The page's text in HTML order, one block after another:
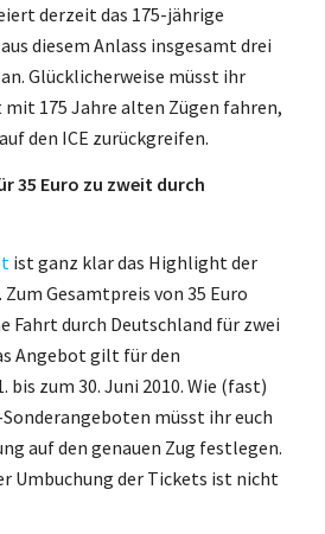
derzeit das 175-jährige
diesem Anlass insgesamt drei
an. Glücklicherweise müsst ihr
175 Jahre alten Zügen fahren,
den ICE zurückgreifen.
35 Euro zu zweit durch
ist ganz klar das Highlight der
Gesamtpreis von 35 Euro
Fahrt durch Deutschland für zwei
Angebot gilt für den
bis zum 30. Juni 2010. Wie (fast)
müsst ihr euch
auf den genauen Zug festlegen.
Umbuchung der Tickets ist nicht